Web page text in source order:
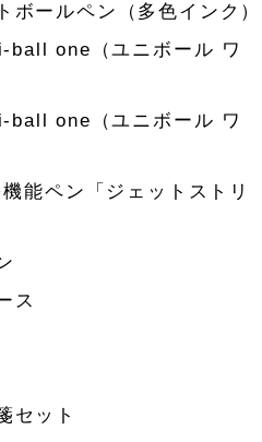
ボールペン（多色インク）
ball one（ユニボール ワ
ball one（ユニボール ワ
能ペン「ジェットストリ
ス
セット